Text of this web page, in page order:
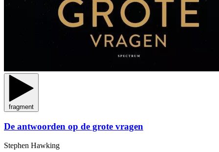
fragment
De antwoorden op de grote vragen
Stephen Hawking